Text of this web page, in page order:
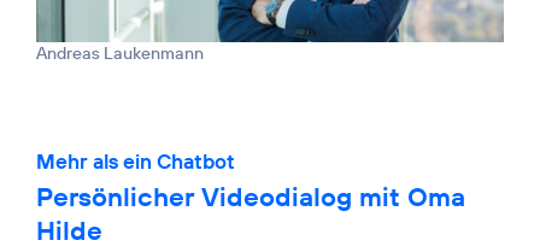
Andreas Laukenmann
Mehr als ein Chatbot
Persönlicher Videodialog mit Oma
Hilde